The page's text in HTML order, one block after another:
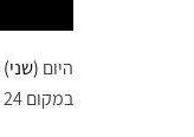
היום (שני)
במקום 24 שעות ביממה ויוזנקו לקריאות בעיר.